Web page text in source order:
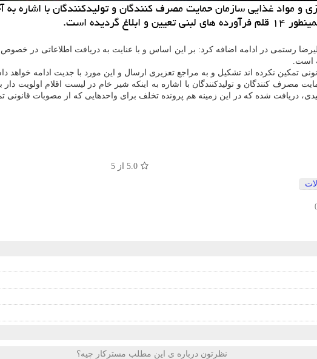
مواد غذایی سازمان حمایت مصرف كنندگان و تولیدكنندگان با اشاره
است.
رستمی در ادامه اضافه كرد: بر این اساس و با عنایت به دریافت اطلاعاتی در
است.
تمكین نكرده اند تشكیل و به مراجع تعزیری ارسال و این مورد با جدیت ادامه
مصرف كنندگان و تولیدكنندگان با اشاره به اینكه شیر خام در لیست اقلام اولویت
شده كه در این زمینه هم پرونده تخلف برای واحدهایی كه از مصوبات قانونی
5.0 از 5
نظرتون درباره ی این مطلب مسترکار چیه؟